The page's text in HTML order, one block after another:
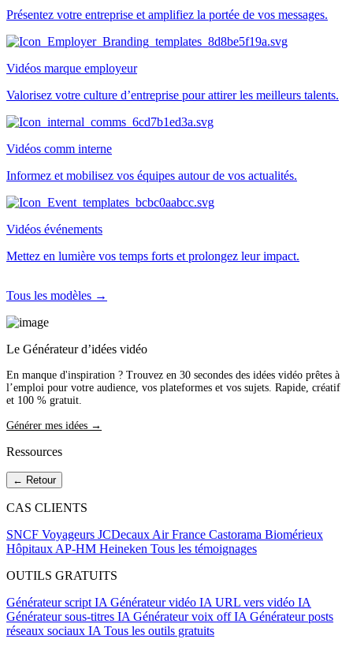
Présentez votre entreprise et amplifiez la portée de vos messages.
Vidéos marque employeur
Valorisez votre culture d’entreprise pour attirer les meilleurs talents.
Vidéos comm interne
Informez et mobilisez vos équipes autour de vos actualités.
Vidéos événements
Mettez en lumière vos temps forts et prolongez leur impact.
Tous les modèles →
Le Générateur d’idées vidéo
En manque d'inspiration ? Trouvez en 30 secondes des idées vidéo prêtes à
l’emploi pour votre audience, vos plateformes et vos sujets. Rapide, créatif
et 100 % gratuit.
Générer mes idées →
Ressources
← Retour
CAS CLIENTS
SNCF Voyageurs JCDecaux Air France Castorama Biomérieux
Hôpitaux AP-HM Heineken Tous les témoignages
OUTILS GRATUITS
Générateur script IA Générateur vidéo IA URL vers vidéo IA
Générateur sous-titres IA Générateur voix off IA Générateur posts
réseaux sociaux IA Tous les outils gratuits